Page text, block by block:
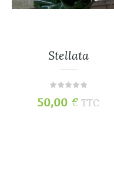
Stellata
50,00 € TTC